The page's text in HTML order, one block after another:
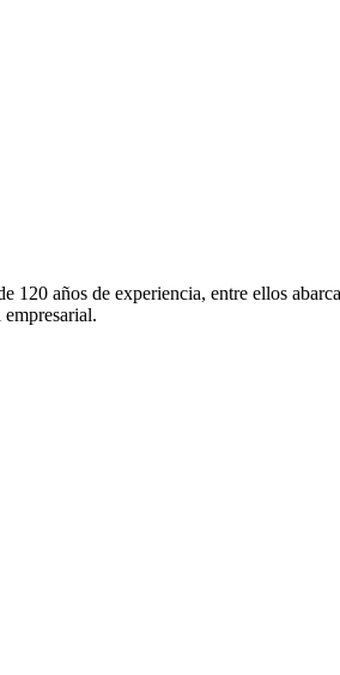
años de experiencia, entre ellos